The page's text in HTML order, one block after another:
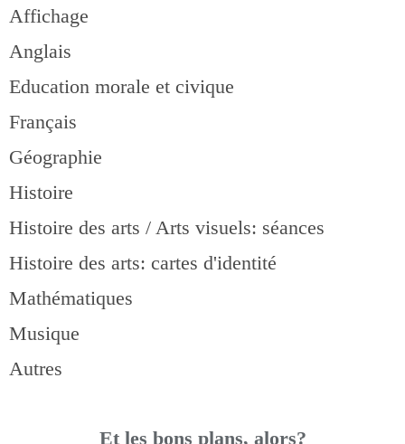
Affichage
Anglais
Education morale et civique
Français
Géographie
Histoire
Histoire des arts / Arts visuels: séances
Histoire des arts: cartes d'identité
Mathématiques
Musique
Autres
Et les bons plans, alors?